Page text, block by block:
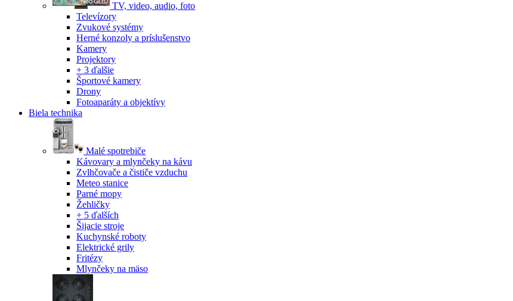
TV, video, audio, foto
Televízory
Zvukové systémy
Herné konzoly a príslušenstvo
Kamery
Projektory
+ 3 ďalšie
Športové kamery
Drony
Fotoaparáty a objektívy
Biela technika
Malé spotrebiče
Kávovary a mlynčeky na kávu
Zvlhčovače a čističe vzduchu
Meteo stanice
Parné mopy
Žehličky
+ 5 ďalších
Šijacie stroje
Kuchynské roboty
Elektrické grily
Fritézy
Mlynčeky na mäso